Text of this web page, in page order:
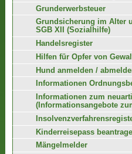
Grunderwerbsteuer
Grundsicherung im Alter
SGB XII (Sozialhilfe)
Handelsregister
Hilfen für Opfer von
Hund anmelden /
Informationen
Informationen zum
(Informationsangebote
Kinderreisepass
Mängelmelder